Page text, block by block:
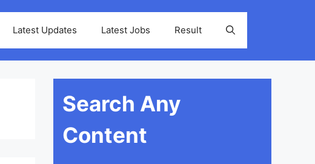
Latest Updates Latest Jobs Result
Search Any
Content